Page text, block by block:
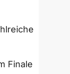
Finale